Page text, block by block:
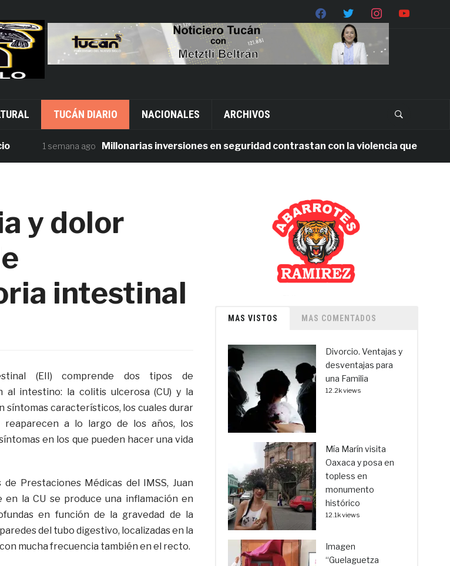
TUCÁN DIARIO NACIONALES ARCHIVOS
1 semana ago Millonarias inversiones en seguridad contrastan con la violencia que persiste en
y dolor
intestinal
(EII) comprende dos tipos de
al intestino: la colitis ulcerosa (CU) y la
síntomas característicos, los cuales durar
reaparecen a lo largo de los años, los
en los que pueden hacer una vida
Prestaciones Médicas del IMSS, Juan
en la CU se produce una inflamación en
en función de la gravedad de la
del tubo digestivo, localizadas en la
mucha frecuencia también en el recto.
MAS VISTOS MAS COMENTADOS
Divorcio. Ventajas y
desventajas para
una Familia
12.2k views
Mía Marín visita
Oaxaca y posa en
topless en
monumento
histórico
12.1k views
Imagen
“Guelaguetza